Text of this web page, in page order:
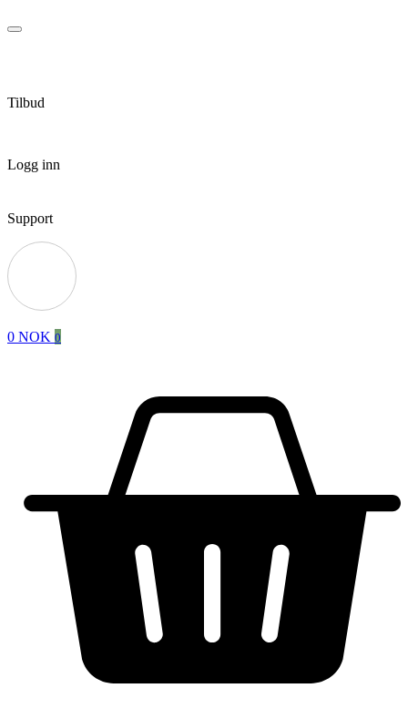
Tilbud
Logg inn
Support
0 NOK 0